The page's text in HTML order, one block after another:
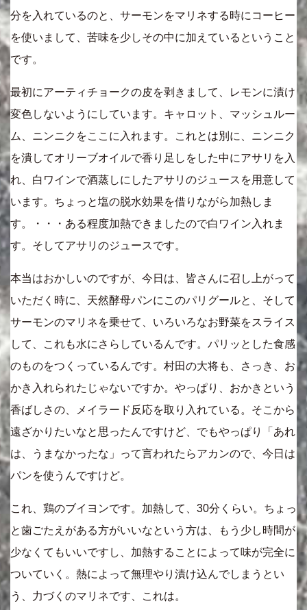
分を入れているのと、サーモンをマリネする時にコーヒー
を使いまして、苦味を少しその中に加えているということ
です。
最初にアーティチョークの皮を剥きまして、レモンに漬け
変色しないようにしています。キャロット、マッシュルー
ム、ニンニクをここに入れます。これとは別に、ニンニク
を潰してオリーブオイルで香り足しをした中にアサリを入
れ、白ワインで酒蒸しにしたアサリのジュースを用意して
います。ちょっと塩の脱水効果を借りながら加熱しま
す。・・・ある程度加熱できましたので白ワイン入れま
す。そしてアサリのジュースです。
本当はおかしいのですが、今日は、皆さんに召し上がって
いただく時に、天然酵母パンにこのパリグールと、そして
サーモンのマリネを乗せて、いろいろなお野菜をスライス
して、これも水にさらしているんです。パリッとした食感
のものをつくっているんです。村田の大将も、さっき、お
かき入れられたじゃないですか。やっぱり、おかきという
香ばしさの、メイラード反応を取り入れている。そこから
遠ざかりたいなと思ったんですけど、でもやっぱり「あれ
は、うまなかったな」って言われたらアカンので、今日は
パンを使うんですけど。
これ、鶏のブイヨンです。加熱して、30分くらい。ちょっ
と歯ごたえがある方がいいなという方は、もう少し時間が
少なくてもいいですし、加熱することによって味が完全に
ついていく。熱によって無理やり漬け込んでしまうとい
う、力づくのマリネです、これは。